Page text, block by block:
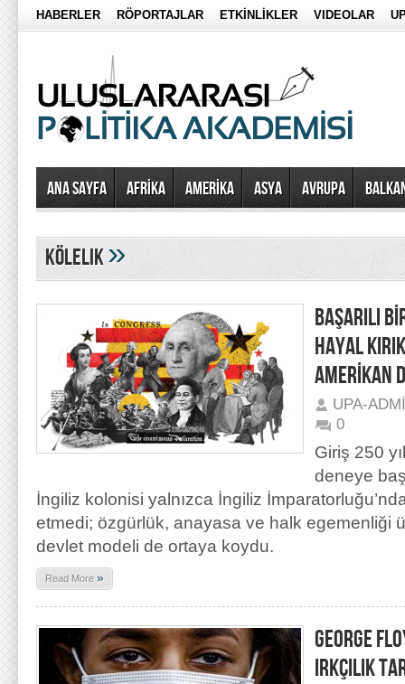
HABERLER RÖPORTAJLAR ETKİNLİKLER VIDEOLAR
Ana Sayfa AFRİKA AMERİKA ASYA AVRUPA
kölelik»
BAŞARILI
HAYAL
AMERİKAN
UPA-
0
Giriş 250
deneye
İngiliz kolonisi yalnızca İngiliz
etmedi; özgürlük, anayasa ve halk egemenliği
devlet modeli de ortaya koydu.
Read More »
GEORGE
IRKÇILIK